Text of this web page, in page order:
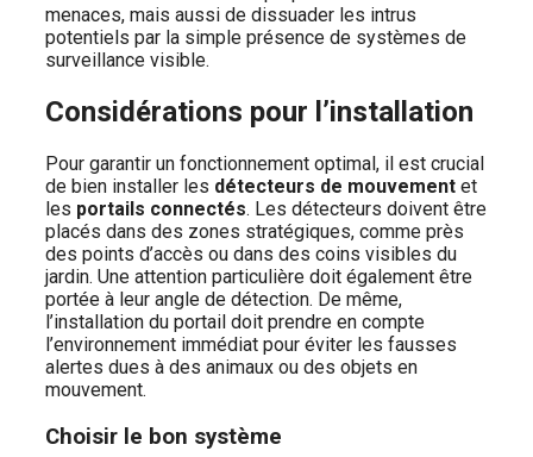
menaces, mais aussi de dissuader les intrus
potentiels par la simple présence de systèmes de
surveillance visible.
Considérations pour l’installation
Pour garantir un fonctionnement optimal, il est crucial
de bien installer les détecteurs de mouvement et
les portails connectés. Les détecteurs doivent être
placés dans des zones stratégiques, comme près
des points d’accès ou dans des coins visibles du
jardin. Une attention particulière doit également être
portée à leur angle de détection. De même,
l’installation du portail doit prendre en compte
l’environnement immédiat pour éviter les fausses
alertes dues à des animaux ou des objets en
mouvement.
Choisir le bon système